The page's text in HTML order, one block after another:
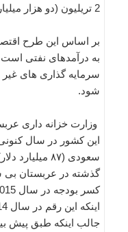
2 تریلیون (دو هزار میلیارد) دلار خواهد رسید.
بر اساس این طرح
به درآمدهای نفتی
سرمایه گذاری های غیر
شود.
وزارت خزانه داری
گذشته در عربستان بی
جالب اینکه طبق پیش